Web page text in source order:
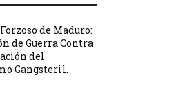
de Maduro:
de Guerra Contra
del
Gangsteril.